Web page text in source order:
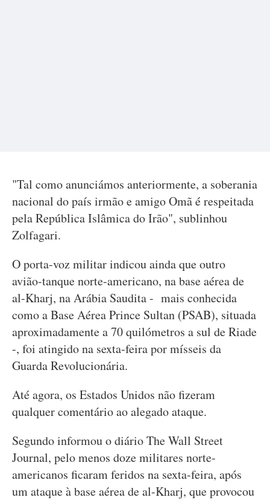
"Tal como anunciámos anteriormente, a soberania
nacional do país irmão e amigo Omã é respeitada
pela República Islâmica do Irão", sublinhou
Zolfagari.
O porta-voz militar indicou ainda que outro
avião-tanque norte-americano, na base aérea de
al-Kharj, na Arábia Saudita - mais conhecida
como a Base Aérea Prince Sultan (PSAB), situada
aproximadamente a 70 quilómetros a sul de Riade
-, foi atingido na sexta-feira por mísseis da
Guarda Revolucionária.
Até agora, os Estados Unidos não fizeram
qualquer comentário ao alegado ataque.
Segundo informou o diário The Wall Street
Journal, pelo menos doze militares norte-
americanos ficaram feridos na sexta-feira, após
um ataque à base aérea de al-Kharj, que provocou